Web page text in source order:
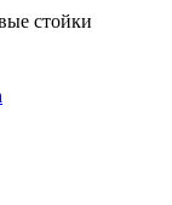
стойки